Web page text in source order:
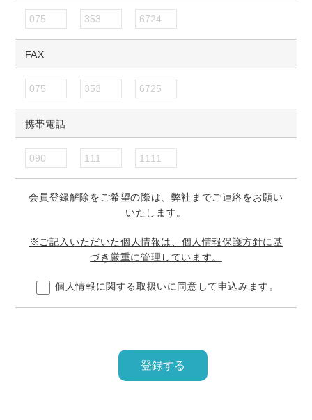
FAX
携帯電話
会員登録解除をご希望の際は、弊社までご連絡をお願い
いたします。
※ご記入いただいた個人情報は、個人情報保護方針に基
づき厳重に管理しています。
個人情報に関する取扱いに同意して申込みます。